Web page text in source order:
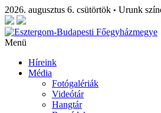
2026. augusztus 6. csütörtök • Urunk
Menü
Híreink
Média
Fotógalériák
Videótár
Hangtár